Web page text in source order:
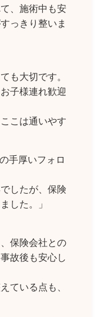
、施術中も安
っきり整いま
も大切です。
子様連れ歓迎
こは通いやす
手厚いフォロ
したが、保険
した。」
保険会社との
故後も安心し
ている点も、